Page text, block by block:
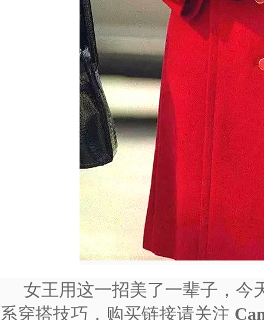
女王用这一招美了一辈子，今
系穿搭技巧，购买链接请关注